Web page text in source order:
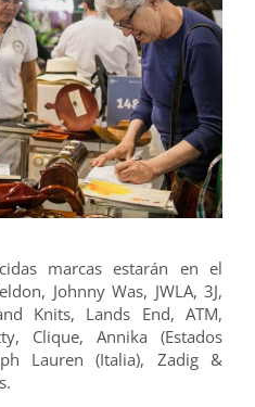
marcas estarán en el
Johnny Was, JWLA, 3J,
Knits, Lands End, ATM,
Clique, Annika (Estados
Lauren (Italia), Zadig &